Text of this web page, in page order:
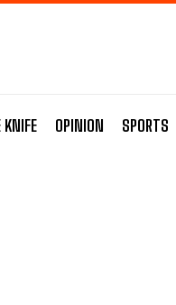
KNIFE OPINION SPORTS